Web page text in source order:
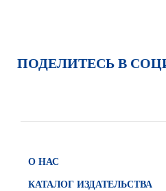
ПОДЕЛИТЕСЬ В
О НАС
КАТАЛОГ ИЗДАТЕЛЬСТВА